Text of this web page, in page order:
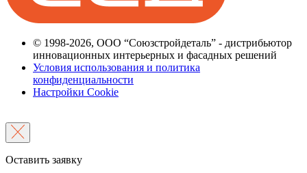
© 1998-2026, ООО “Союзстройдеталь” - дистрибьютор
инновационных интерьерных и фасадных решений
Условия использования и политика
конфиденциальности
Настройки Cookie
Оставить заявку